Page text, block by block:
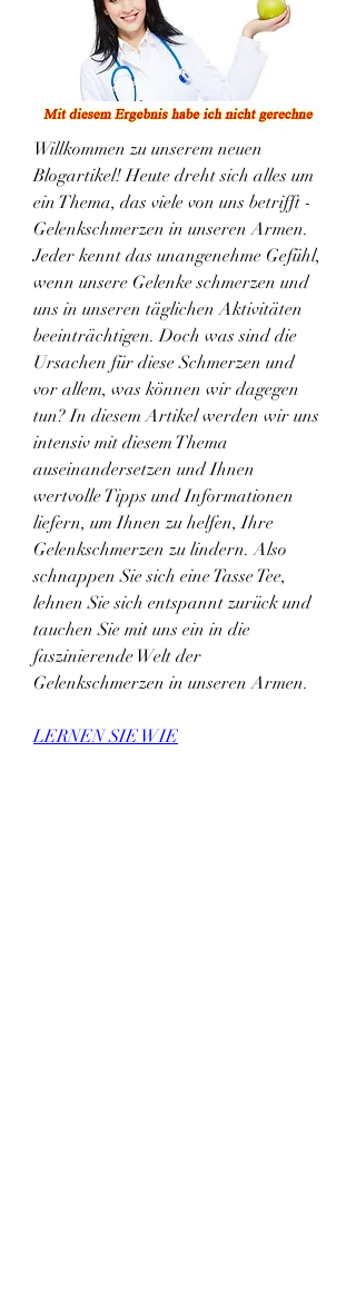
Willkommen zu unserem neuen
Blogartikel! Heute dreht sich alles um
ein Thema, das viele von uns betrifft -
Gelenkschmerzen in unseren Armen.
Jeder kennt das unangenehme Gefühl,
wenn unsere Gelenke schmerzen und
uns in unseren täglichen Aktivitäten
beeinträchtigen. Doch was sind die
Ursachen für diese Schmerzen und
vor allem, was können wir dagegen
tun? In diesem Artikel werden wir uns
intensiv mit diesem Thema
auseinandersetzen und Ihnen
wertvolle Tipps und Informationen
liefern, um Ihnen zu helfen, Ihre
Gelenkschmerzen zu lindern. Also
schnappen Sie sich eine Tasse Tee,
lehnen Sie sich entspannt zurück und
tauchen Sie mit uns ein in die
faszinierende Welt der
Gelenkschmerzen in unseren Armen.
LERNEN SIE WIE